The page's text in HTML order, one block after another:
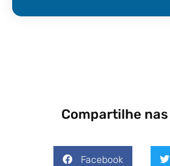
Compartilhe
Facebook